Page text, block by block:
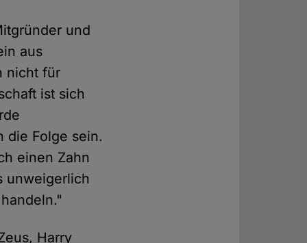
und
aus
nicht für
ist sich
die Folge sein.
einen Zahn
unweigerlich
Harry